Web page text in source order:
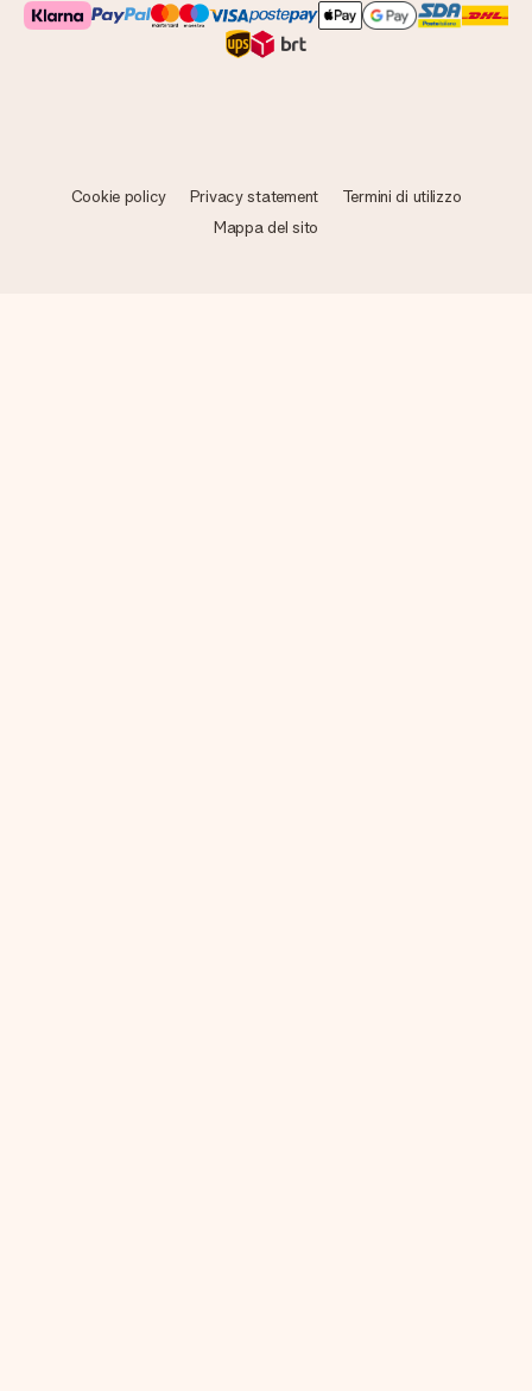
Cookie policy Privacy statement
Termini di utilizzo
Mappa del sito